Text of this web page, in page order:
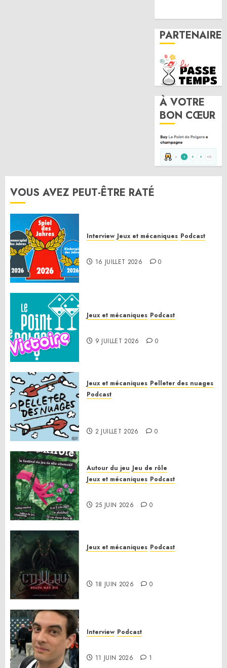
PARTENAIRE
À VOTRE
BON CŒUR
VOUS AVEZ PEUT-ÊTRE RATÉ
Interview Jeux et mécaniques Podcast
16 JUILLET 2026 0
Jeux et mécaniques Podcast
9 JUILLET 2026 0
Jeux et mécaniques Pelleter des nuages
Podcast
2 JUILLET 2026 0
Autour du jeu Jeu de rôle
Jeux et mécaniques Podcast
25 JUIN 2026 0
Jeux et mécaniques Podcast
18 JUIN 2026 0
Interview Podcast
11 JUIN 2026 1